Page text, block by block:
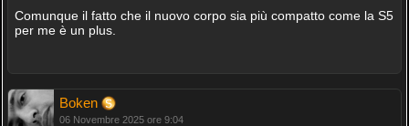
Comunque il fatto che il nuovo corpo sia più compatto come la S5
per me è un plus.
Boken
06 Novembre 2025 ore 9:04